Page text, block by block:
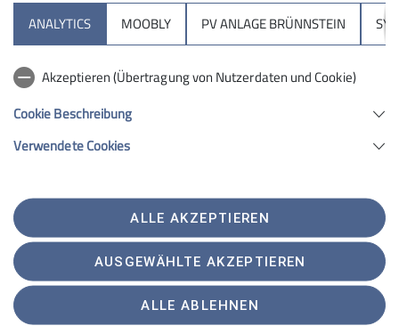
Hochrieshütte
Sektion Rosenheim des Deutschen Alpenvereins e.V.
Telefon +4980312716030
Datenschutz-Einstellungen
Datenschutz
Impressum
Erklärung zur Barrierefreiheit
ANALYTICS MOOBLY PV ANLAGE BRÜNNSTEIN
Akzeptieren (Übertragung von Nutzerdaten und Cookie)
Cookie Beschreibung
Verwendete Cookies
ALLE AKZEPTIEREN
AUSGEWÄHLTE AKZEPTIEREN
ALLE ABLEHNEN